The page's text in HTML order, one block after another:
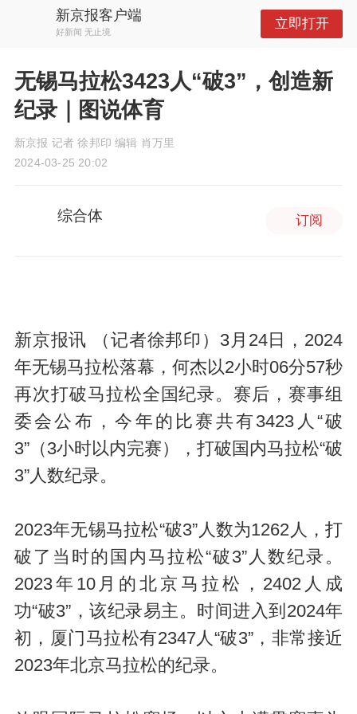
新京报客户端
好新闻 无止境
立即打开
无锡马拉松3423人“破3”，创造新
纪录｜图说体育
新京报 记者 徐邦印 编辑 肖万里
2024-03-25 20:02
综合体 订阅
新京报讯 （记者徐邦印）3月24日，2024
年无锡马拉松落幕，何杰以2小时06分57秒
再次打破马拉松全国纪录。赛后，赛事组
委会公布，今年的比赛共有3423人“破
3”（3小时以内完赛），打破国内马拉松“破
3”人数纪录。
2023年无锡马拉松“破3”人数为1262人，打
破了当时的国内马拉松“破3”人数纪录。
2023年10月的北京马拉松，2402人成
功“破3”，该纪录易主。时间进入到2024年
初，厦门马拉松有2347人“破3”，非常接近
2023年北京马拉松的纪录。